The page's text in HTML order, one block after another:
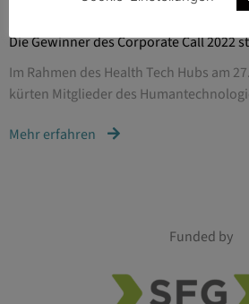
Die Gewinner des Corporate Call 2022
Im Rahmen des Health Tech Hubs am
kürten Mitglieder des
Mehr erfahren
Funded by